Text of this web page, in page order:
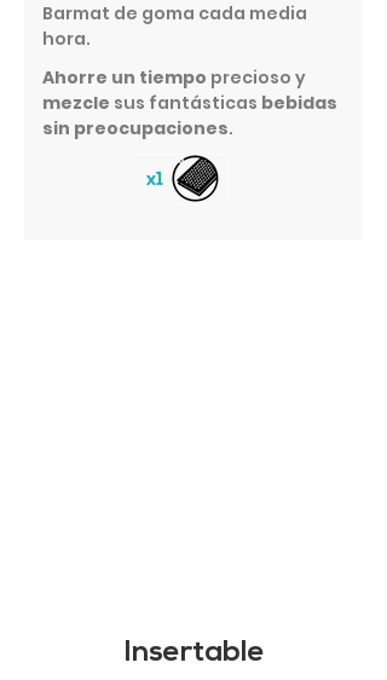
Barmat de goma cada media
hora.
Ahorre un tiempo precioso y
mezcle sus fantásticas bebidas
sin preocupaciones.
Insertable